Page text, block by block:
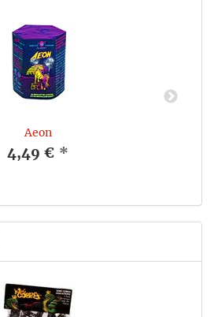
Aeon
4,49 € *